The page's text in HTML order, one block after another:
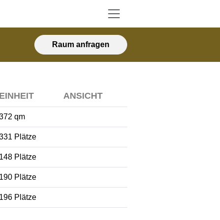
Raum anfragen
EINHEIT ANSICHT
qm
Plätze
148 Plätze
190 Plätze
196 Plätze